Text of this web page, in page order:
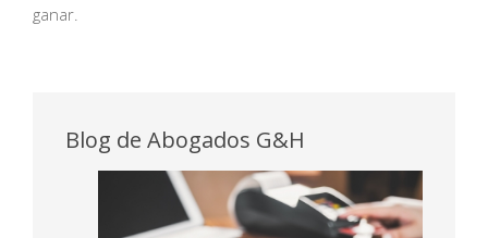
ganar.
Blog de Abogados G&H